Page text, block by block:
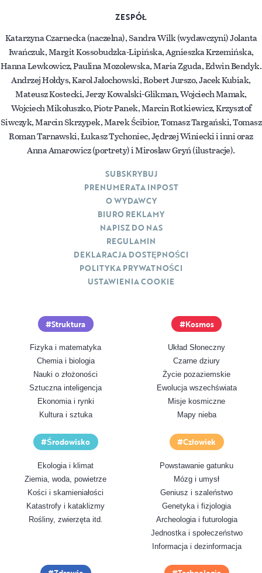
ZESPÓŁ
Katarzyna Czarnecka (naczelna), Sandra Wilk (wydawczyni) Jolanta
Iwańczuk, Margit Kossobudzka-Lipińska, Agnieszka Krzemińska,
Hanna Lewkowicz, Paulina Mozolewska, Maria Zguda, Edwin Bendyk.
Andrzej Hołdys, Karol Jałochowski, Robert Jurszo, Jacek Kubiak,
Mateusz Kostecki, Jerzy Kowalski-Glikman, Wojciech Mamak,
Wojciech Mikołuszko, Piotr Panek, Marcin Rotkiewicz, Krzysztof
Siwczyk, Marcin Skrzypek, Marek Ścibior, Tomasz Targański, Tomasz
Roman Tarnawski, Łukasz Tychoniec, Jędrzej Winiecki i inni oraz
Anna Amarowicz (portrety) i Mirosław Gryń (ilustracje).
Struktura
Fizyka i matematyka
Chemia i biologia
Nauki o złożoności
Sztuczna inteligencja
Ekonomia i rynki
Kultura i sztuka
Kosmos
Układ Słoneczny
Czarne dziury
Życie pozaziemskie
Ewolucja wszechświata
Misje kosmiczne
Mapy nieba
Środowisko
Ekologia i klimat
Ziemia, woda, powietrze
Kości i skamieniałości
Katastrofy i kataklizmy
Rośliny, zwierzęta itd.
Człowiek
Powstawanie gatunku
Mózg i umysł
Geniusz i szaleństwo
Genetyka i fizjologia
Archeologia i futurologia
Jednostka i społeczeństwo
Informacja i dezinformacja
SUBSKRYBUJ
PRENUMERATA INPOST
O WYDAWCY
BIURO REKLAMY
NAPISZ DO NAS
REGULAMIN
DEKLARACJA DOSTĘPNOŚCI
POLITYKA PRYWATNOŚCI
USTAWIENIA COOKIE